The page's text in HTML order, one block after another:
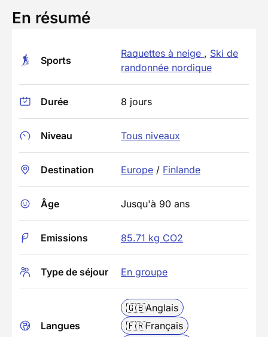
En résumé
Sports
Raquettes à neige , Ski de
randonnée nordique
Durée 8 jours
Niveau Tous niveaux
Destination Europe / Finlande
Âge Jusqu'à 90 ans
Emissions 85.71 kg CO2
Type de séjour En groupe
Langues
🇬🇧Anglais
🇫🇷Français